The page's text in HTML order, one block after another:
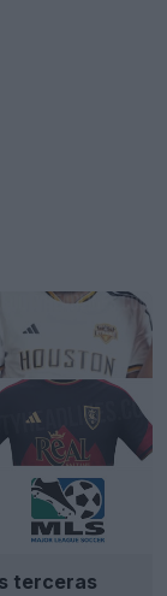
terceras